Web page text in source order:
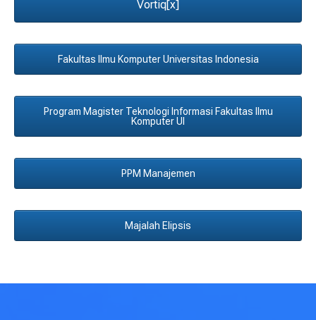
Vortiq[x]
Fakultas Ilmu Komputer Universitas Indonesia
Program Magister Teknologi Informasi Fakultas Ilmu
Komputer UI
PPM Manajemen
Majalah Elipsis